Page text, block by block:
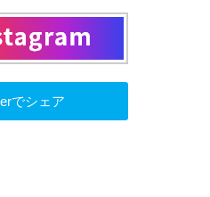
でシェア